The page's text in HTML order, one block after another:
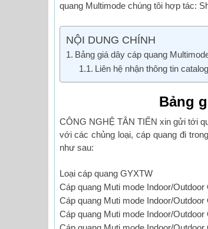
quang Multimode chúng tôi hợp tác:
NỘI DUNG CHÍNH
Bảng giá dây cáp quang
Liên hệ nhận thông tin
Bảng
CÔNG NGHỆ TÂN TIẾN xin gửi tới
với các chủng loại, cáp quang đi
như sau:
Loại cáp quang GYXTW
Cáp quang Muti mode Indoor/
Cáp quang Muti mode Indoor/
Cáp quang Muti mode Indoor/